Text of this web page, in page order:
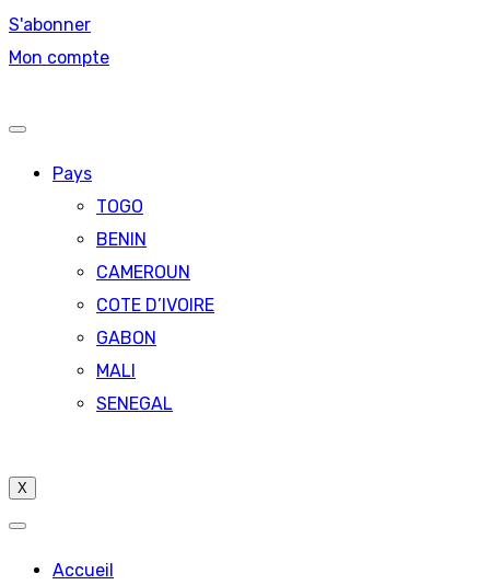
S'abonner
Mon compte
Pays
TOGO
BENIN
CAMEROUN
COTE D’IVOIRE
GABON
MALI
SENEGAL
X
Accueil